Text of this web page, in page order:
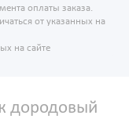
оплаты заказа.
от указанных на
на сайте
дородовый